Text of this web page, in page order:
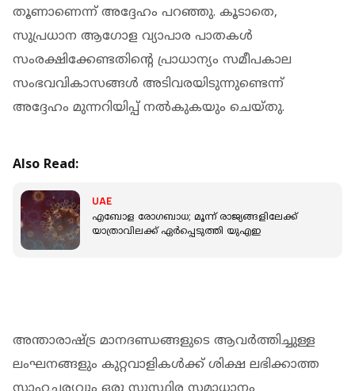
തൂണാണെന്ന് അദ്ദേഹം പറഞ്ഞു. കൂടാതെ,
സുപ്രധാന ആഗോള വ്യാപാര പാതകൾ
സംരക്ഷിക്കേണ്ടതിന്റെ പ്രാധാന്യം സമീപകാല
സംഭവവികാസങ്ങൾ അടിവരയിടുന്നുണ്ടെന്ന്
അദ്ദേഹം മുന്നറിയിപ്പ് നൽകുകയും ചെയ്തു.
Also Read:
UAE
എബോള രോ​ഗബാധ; മൂന്ന് രാജ്യങ്ങളിലേക്ക്
യാത്രാവിലക്ക് ഏർപ്പെടുത്തി യുഎഇ
അന്താരാഷ്ട്ര മാനദണ്ഡങ്ങളുടെ ആവർത്തിച്ചുള്ള
ലംഘനങ്ങളും കുറ്റവാളികൾക്ക് ശിക്ഷ ലഭിക്കാത്ത